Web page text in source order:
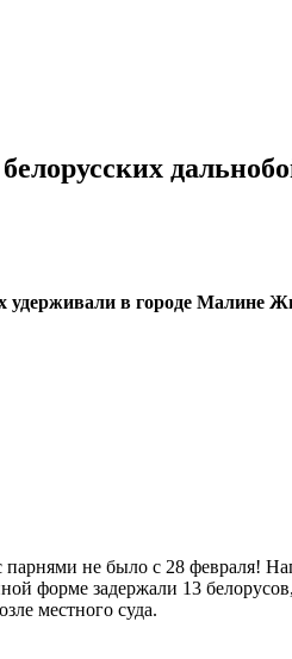
в городе Малине
парнями не было с 28 февраля!
форме задержали 13
местного суда.